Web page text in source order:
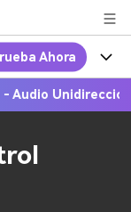
Ahora
Más